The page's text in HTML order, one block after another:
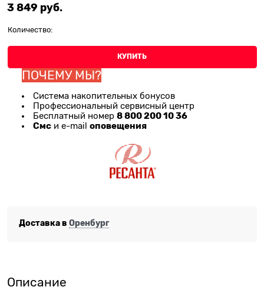
3 849 руб.
Количество:
КУПИТЬ
ПОЧЕМУ МЫ?
Система накопительных бонусов
Профессиональный сервисный центр
Бесплатный номер 8 800 200 10 36
Смс и e-mail оповещения
Доставка в Оренбург
Описание